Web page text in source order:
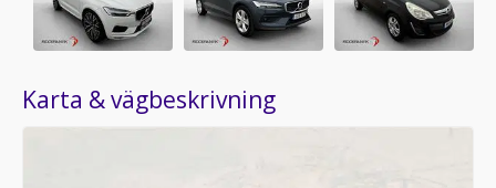
Karta & vägbeskrivning